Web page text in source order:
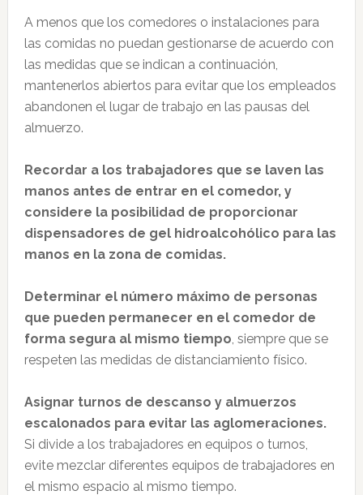
A menos que los comedores o instalaciones para
las comidas no puedan gestionarse de acuerdo con
las medidas que se indican a continuación,
mantenerlos abiertos para evitar que los empleados
abandonen el lugar de trabajo en las pausas del
almuerzo.
Recordar a los trabajadores que se laven las
manos antes de entrar en el comedor, y
considere la posibilidad de proporcionar
dispensadores de gel hidroalcohólico para las
manos en la zona de comidas.
Determinar el número máximo de personas
que pueden permanecer en el comedor de
forma segura al mismo tiempo, siempre que se
respeten las medidas de distanciamiento físico.
Asignar turnos de descanso y almuerzos
escalonados para evitar las aglomeraciones.
Si divide a los trabajadores en equipos o turnos,
evite mezclar diferentes equipos de trabajadores en
el mismo espacio al mismo tiempo.